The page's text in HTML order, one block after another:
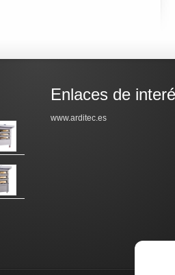
Enlaces de
www.arditec.es